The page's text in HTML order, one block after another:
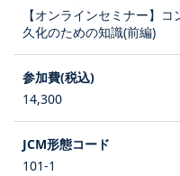
【オンラインセミナー】
久化のための知識(前編)
14,300
101-1